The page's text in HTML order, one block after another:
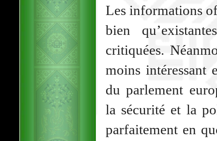
Les informations
bien
critiquées.
moins intéressant
du parlement
la sécurité et la
parfaitement en